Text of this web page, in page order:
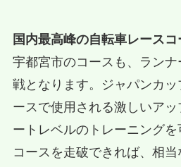
国内最高峰の自転車レースコ
宇都宮市のコースも、ラン
戦となります。ジャパンカ
ースで使用される激しいア
ートレベルのトレーニング
コースを走破できれば、相